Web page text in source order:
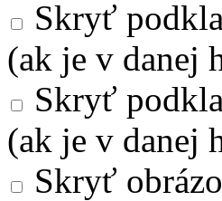
Skryť
(ak je v danej
Skryť
(ak je v danej
Skryť